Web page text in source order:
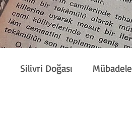
Silivri Doğası Mübadele